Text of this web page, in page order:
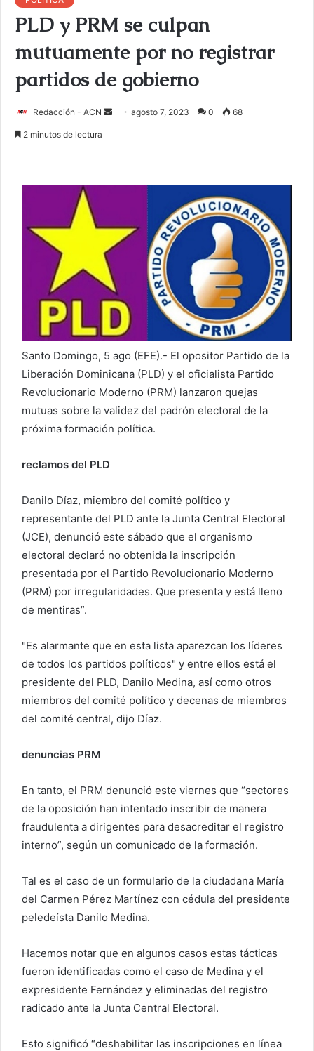
PLD y PRM se culpan
mutuamente por no registrar
partidos de gobierno
Redacción - ACN
n
c
r
r
e
o
e
c
t
r
c
o
agosto 7, 2023 0 68
2 minutos de lectura
Santo Domingo, 5 ago (EFE).- El opositor Partido de la
Liberación Dominicana (PLD) y el oficialista Partido
Revolucionario Moderno (PRM) lanzaron quejas
mutuas sobre la validez del padrón electoral de la
próxima formación política.
reclamos del PLD
Danilo Díaz, miembro del comité político y
representante del PLD ante la Junta Central Electoral
(JCE), denunció este sábado que el organismo
electoral declaró no obtenida la inscripción
presentada por el Partido Revolucionario Moderno
(PRM) por irregularidades. Que presenta y está lleno
de mentiras”.
"Es alarmante que en esta lista aparezcan los líderes
de todos los partidos políticos" y entre ellos está el
presidente del PLD, Danilo Medina, así como otros
miembros del comité político y decenas de miembros
del comité central, dijo Díaz.
denuncias PRM
En tanto, el PRM denunció este viernes que “sectores
de la oposición han intentado inscribir de manera
fraudulenta a dirigentes para desacreditar el registro
interno”, según un comunicado de la formación.
Tal es el caso de un formulario de la ciudadana María
del Carmen Pérez Martínez con cédula del presidente
peledeísta Danilo Medina.
Hacemos notar que en algunos casos estas tácticas
fueron identificadas como el caso de Medina y el
expresidente Fernández y eliminadas del registro
radicado ante la Junta Central Electoral.
Esto significó “deshabilitar las inscripciones en línea